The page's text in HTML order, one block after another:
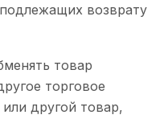
возврату
товар
торговое
другой товар,